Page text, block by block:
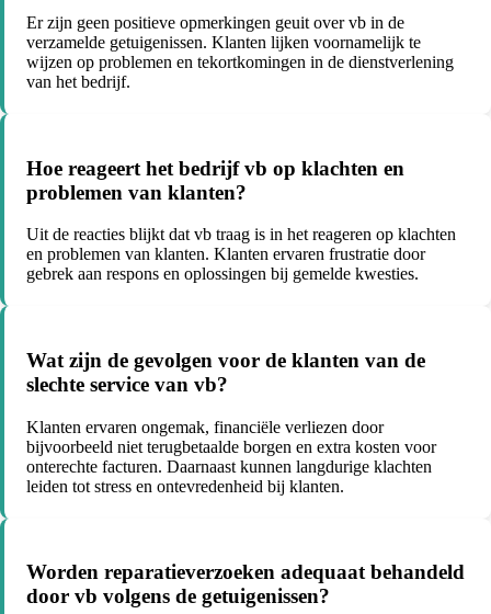
Er zijn geen positieve opmerkingen geuit over vb in de
verzamelde getuigenissen. Klanten lijken voornamelijk te
wijzen op problemen en tekortkomingen in de dienstverlening
van het bedrijf.
Hoe reageert het bedrijf vb op klachten en
problemen van klanten?
Uit de reacties blijkt dat vb traag is in het reageren op klachten
en problemen van klanten. Klanten ervaren frustratie door
gebrek aan respons en oplossingen bij gemelde kwesties.
Wat zijn de gevolgen voor de klanten van de
slechte service van vb?
Klanten ervaren ongemak, financiële verliezen door
bijvoorbeeld niet terugbetaalde borgen en extra kosten voor
onterechte facturen. Daarnaast kunnen langdurige klachten
leiden tot stress en ontevredenheid bij klanten.
Worden reparatieverzoeken adequaat behandeld
door vb volgens de getuigenissen?